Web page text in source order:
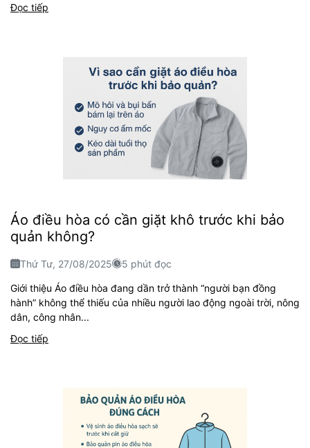
Đọc tiếp
Áo điều hòa có cần giặt khô trước khi bảo
quản không?
Thứ Tư, 27/08/2025 5 phút đọc
Giới thiệu Áo điều hòa đang dần trở thành “người bạn đồng
hành” không thể thiếu của nhiều người lao động ngoài trời, nông
dân, công nhân...
Đọc tiếp